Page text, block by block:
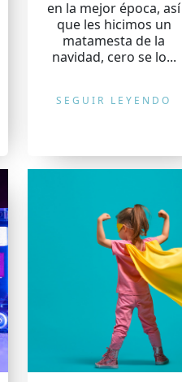
en la mejor época, así
que les hicimos un
matamesta de la
navidad, cero se lo...
SEGUIR LEYENDO